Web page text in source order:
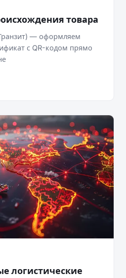
товара
— оформляем
с QR-кодом прямо
логистические